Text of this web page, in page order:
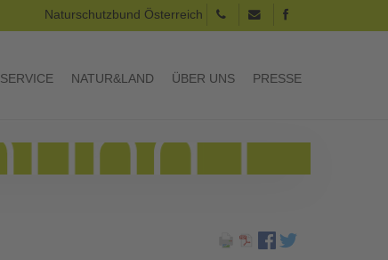
Naturschutzbund Österreich
SERVICE NATUR&LAND ÜBER UNS PRESSE